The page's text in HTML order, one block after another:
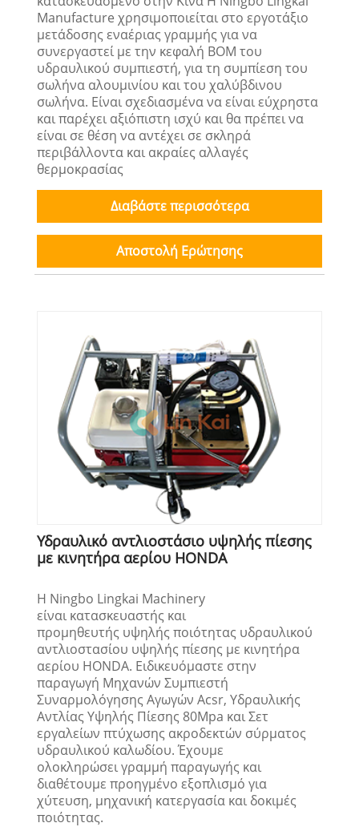
Manufacture χρησιμοποιείται στο εργοτάξιο
μετάδοσης εναέριας γραμμής για να
συνεργαστεί με την κεφαλή BOM του
υδραυλικού συμπιεστή, για τη συμπίεση του
σωλήνα αλουμινίου και του χαλύβδινου
σωλήνα. Είναι σχεδιασμένα να είναι εύχρηστα
και παρέχει αξιόπιστη ισχύ και θα πρέπει να
είναι σε θέση να αντέχει σε σκληρά
περιβάλλοντα και ακραίες αλλαγές
θερμοκρασίας
Διαβάστε περισσότερα
Αποστολή Ερώτησης
Υδραυλικό αντλιοστάσιο υψηλής πίεσης
με κινητήρα αερίου HONDA
Η Ningbo Lingkai Machinery
είναι κατασκευαστής και
προμηθευτής υψηλής ποιότητας υδραυλικού
αντλιοστασίου υψηλής πίεσης με κινητήρα
αερίου HONDA. Ειδικευόμαστε στην
παραγωγή Μηχανών Συμπιεστή
Συναρμολόγησης Αγωγών Acsr, Υδραυλικής
Αντλίας Υψηλής Πίεσης 80Mpa και Σετ
εργαλείων πτύχωσης ακροδεκτών σύρματος
υδραυλικού καλωδίου. Έχουμε
ολοκληρώσει γραμμή παραγωγής και
διαθέτουμε προηγμένο εξοπλισμό για
χύτευση, μηχανική κατεργασία και δοκιμές
ποιότητας.